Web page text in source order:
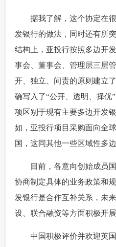
据我了解，这个协定在很
发银行的做法，同时还有所
结构上，亚投行按照多边开
事会、董事会、管理层三层
开、独立、问责的原则建立
确写入了“公开、透明、择优
项区别于现有主要多边开发
如，亚投行项目采购面向全
国，这同其他一些区域性多
目前，各意向创始成员国
协商制定具体的业务政策和
发银行是合作互补关系，未
设、联合融资等方面积极开展
中国积极评价并欢迎英国